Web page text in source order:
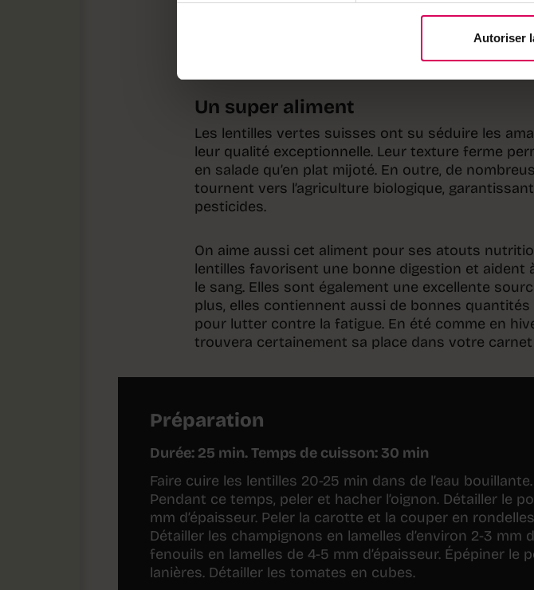
Autoriser
En Suisse, les lentilles sont cultivées
de Vaud et des Grisons, mais on en trouve des
Un super aliment
Les lentilles vertes suisses ont su séduire les
leur qualité exceptionnelle. Leur texture ferme
en salade qu’en plat mijoté. En outre, de
tournent vers l’agriculture biologique,
pesticides.
On aime aussi cet aliment pour ses atouts
lentilles favorisent une bonne digestion et aident
le sang. Elles sont également une excellente
plus, elles contiennent aussi de bonnes
pour lutter contre la fatigue. En été comme en
trouvera certainement sa place dans votre
Préparation
Durée: 25 min. Temps de cuisson: 30 min
Faire cuire les lentilles 20-25 min dans de l’eau
Pendant ce temps, peler et hacher l’oignon. Détailler le
mm d’épaisseur. Peler la carotte et la couper en
Détailler les champignons en lamelles d’environ 2-3 mm
fenouils en lamelles de 4-5 mm d’épaisseur. Épépiner le
lanières. Détailler les tomates en cubes.